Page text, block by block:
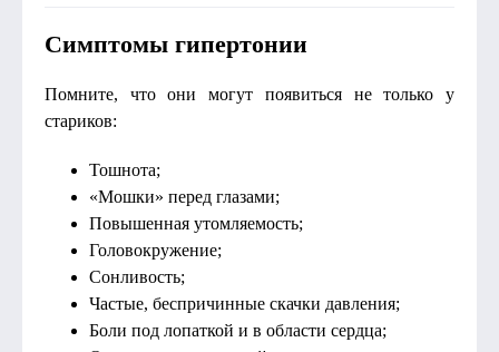
Симптомы гипертонии
Помните, что они могут появиться не только у
стариков:
Тошнота;
«Мошки» перед глазами;
Повышенная утомляемость;
Головокружение;
Сонливость;
Частые, беспричинные скачки давления;
Боли под лопаткой и в области сердца;